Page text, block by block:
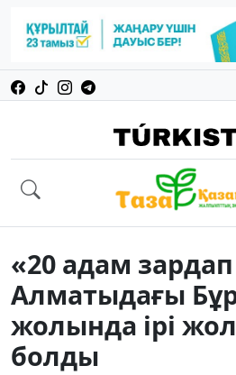
«20 адам
Алматыдағы
жолында ірі
болды